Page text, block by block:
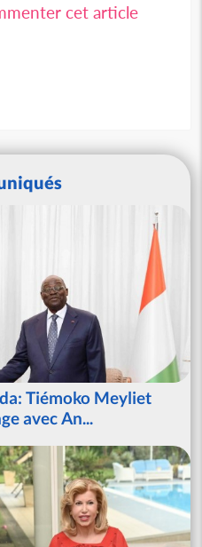
cet article
Tiémoko Meyliet
avec An...